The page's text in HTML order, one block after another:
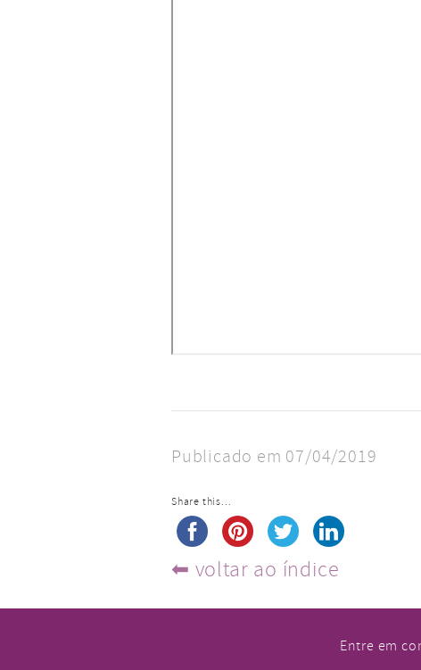
Publicado em 07/04/2019
Share this...
⬅︎ voltar ao índice
Entre em